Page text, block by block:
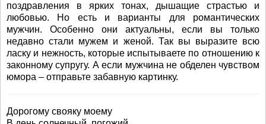
поздравления в ярких тонах, дышащие страстью и
любовью. Но есть и варианты для романтических
мужчин. Особенно они актуальны, если вы только
недавно стали мужем и женой. Так вы выразите всю
ласку и нежность, которые испытываете по отношению к
законному супругу. А если мужчина не обделен чувством
юмора – отправьте забавную картинку.
Дорогому свояку моему